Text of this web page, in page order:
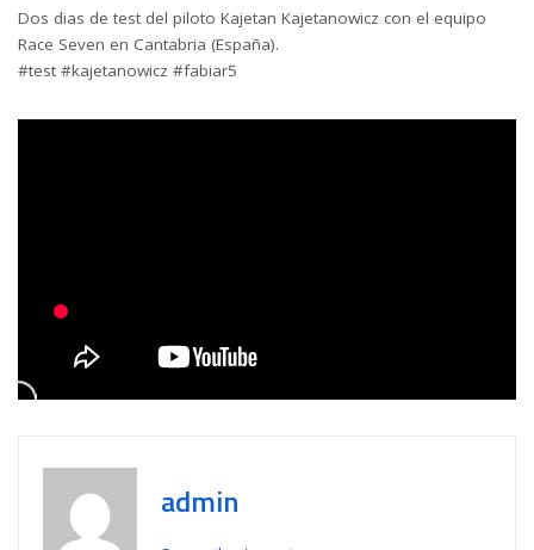
Dos dias de test del piloto Kajetan Kajetanowicz con el equipo
Race Seven en Cantabria (España).
#test #kajetanowicz #fabiar5
admin